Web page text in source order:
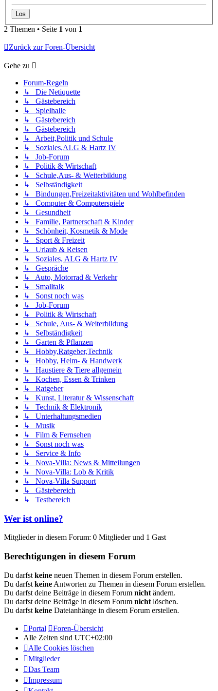
2 Themen • Seite 1 von 1
Zurück zur Foren-Übersicht
Gehe zu
Forum-Regeln
↳ Die Netiquette
↳ Gästebereich
↳ Spielhalle
↳ Gästebereich
↳ Gästebereich
↳ Arbeit,Politik und Schule
↳ Soziales,ALG & Hartz IV
↳ Job-Forum
↳ Politik & Wirtschaft
↳ Schule,Aus- & Weiterbildung
↳ Selbständigkeit
↳ Bindungen,Freizeitaktivitäten und Wohlbefinden
↳ Computer & Computerspiele
↳ Gesundheit
↳ Familie, Partnerschaft & Kinder
↳ Schönheit, Kosmetik & Mode
↳ Sport & Freizeit
↳ Urlaub & Reisen
↳ Soziales, ALG & Hartz IV
↳ Gespräche
↳ Auto, Motorrad & Verkehr
↳ Smalltalk
↳ Sonst noch was
↳ Job-Forum
↳ Politik & Wirtschaft
↳ Schule, Aus- & Weiterbildung
↳ Selbständigkeit
↳ Garten & Pflanzen
↳ Hobby,Ratgeber,Technik
↳ Hobby, Heim- & Handwerk
↳ Haustiere & Tiere allgemein
↳ Kochen, Essen & Trinken
↳ Ratgeber
↳ Kunst, Literatur & Wissenschaft
↳ Technik & Elektronik
↳ Unterhaltungsmedien
↳ Musik
↳ Film & Fernsehen
↳ Sonst noch was
↳ Service & Info
↳ Nova-Villa: News & Mitteilungen
↳ Nova-Villa: Lob & Kritik
↳ Nova-Villa Support
↳ Gästebereich
↳ Testbereich
Wer ist online?
Mitglieder in diesem Forum: 0 Mitglieder und 1 Gast
Berechtigungen in diesem Forum
Du darfst keine neuen Themen in diesem Forum erstellen.
Du darfst keine Antworten zu Themen in diesem Forum erstellen.
Du darfst deine Beiträge in diesem Forum nicht ändern.
Du darfst deine Beiträge in diesem Forum nicht löschen.
Du darfst keine Dateianhänge in diesem Forum erstellen.
Portal
Foren-Übersicht
Alle Zeiten sind UTC+02:00
Alle Cookies löschen
Mitglieder
Das Team
Impressum